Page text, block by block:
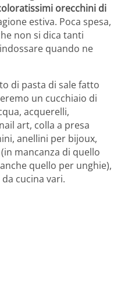
orecchini di
estiva. Poca spesa,
non si dica tanti
quando ne
di pasta di sale fatto
un cucchiaio di
acquerelli,
art, colla a presa
anellini per bijoux,
mancanza di quello
quello per unghie),
cucina vari.